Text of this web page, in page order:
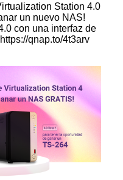
Station 4.0
un nuevo NAS!
con una interfaz de
qnap.to/4t3arv